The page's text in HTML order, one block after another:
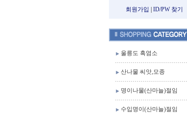
회원가입
ID/PW 찾기
울릉도 흑염소
산나물 씨앗,모종
명이나물(산마늘)절임
수입명이(산마늘)절임